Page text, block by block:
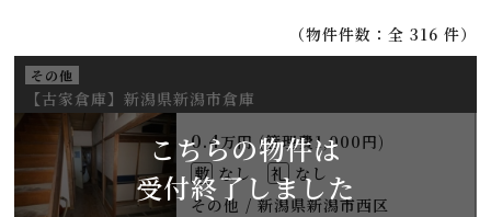
（物件件数：全 316 件）
その他
【古家倉庫】新潟県新潟市倉庫
0.4万円 (管理費1,000円)
敷なし 礼 なし
その他 / 新潟県新潟市西区
こちらの物件は
受付終了しました